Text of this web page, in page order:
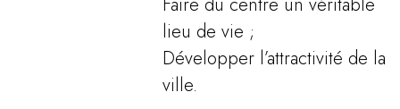
lieu de vie ;
Développer l’attractivité de la
ville.